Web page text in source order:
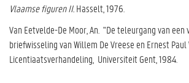
Vlaamse figuren II. Hasselt, 1976.
Van Eetvelde-De Moor, An. "De teleurgang van een
briefwisseling van Willem De Vreese en Ernest Paul
Licentiaatsverhandeling, Universiteit Gent, 1984.